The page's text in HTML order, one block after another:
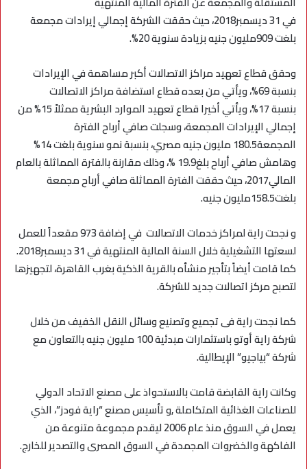
في 31 ديسمبر2018، حيث حققت الشركة إجمالي إيرادات مجمعة
بلغت 909مليون جنيه بزيادة سنوية 20%.
وحقق قطاع تعهيد مراكز الاتصالات أكبر مساهمة في الإيرادات
بنسبة 69%، ويأتي من بعده قطاع استضافة مراكز الاتصالات
بنسبة 17%، ويأتي أخيرا قطاع تعهيد الموارد البشرية ممثلاً 15% من
إجمالي الإيرادات المجمعة، وسجلت صافي أرباح الفترة
المجمعة180.5 مليون جنيه مصري، بنسبة نمو سنوية بلغت 14%
وهامش صافي أرباح بلغ19.9 %، وذلك مقارنة بالفترة المماثلة بالعام
المالي2017، حيث حققت الفترة المماثلة صافي أرباح مجمعة
بلغت158.5مليون جنيه.
و نجحت راية لمراكز خدمات الاتصالات في إضافة 973 مقعداً للعمل
لسعتها التشغيلية خلال السنة المالية المنتهية في 31 ديسمبر2018.
كما قامت أيضاً بتأجير منشأه بالقرية الذكية بغرب القاهرة، لتجهيزها
لتصبح مركز اتصالات جديد للشركة.
كما نجحت راية فى تجميع وتصنيع وسائل النقل الخفيف من خلال
شركة راية أوتو باستثمارات مبدئية 100 مليون جنيه بالتعاون مع
شركة “بياجيو” الإيطالية.
وكانت راية القابضة قامت بالاستحواذ على مصنع الاتحاد الدولي
للصناعات الغذائية المتكاملة ,و تأسيس مصنع “راية فودز”، الذي
يعمل في السوق منذ عام 2006 ليقدم مجموعة متنوعة من
الفاكهة والخضروات المجمدة في السوق المصرى والتصدير للخارج.